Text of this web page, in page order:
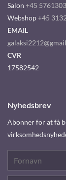
Salon +45
Webshop+45
EMAIL
CVR
17582542
Nyhedsbrev
Abonner for at få